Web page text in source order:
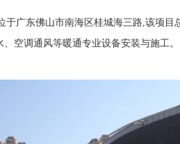
于广东佛山市南海区桂城海三路,该项目
、空调通风等暖通专业设备安装与施工。